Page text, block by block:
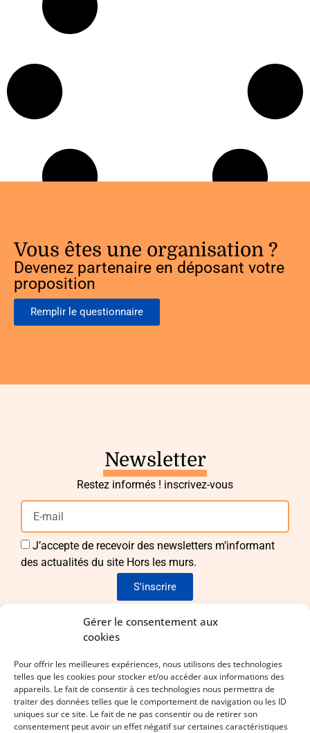
Gérer le consentement aux
cookies
Pour offrir les meilleures expériences, nous utilisons des technologies
telles que les cookies pour stocker et/ou accéder aux informations des
appareils. Le fait de consentir à ces technologies nous permettra de
traiter des données telles que le comportement de navigation ou les ID
uniques sur ce site. Le fait de ne pas consentir ou de retirer son
consentement peut avoir un effet négatif sur certaines caractéristiques
Vous êtes une organisation ?
Devenez partenaire en déposant votre
proposition
Remplir le questionnaire
Newsletter
Restez informés ! inscrivez-vous
J’accepte de recevoir des newsletters m’informant
des actualités du site Hors les murs.
S'inscrire
Envie de nous rejoindre ?
Laissez-nous vos coordonnées !